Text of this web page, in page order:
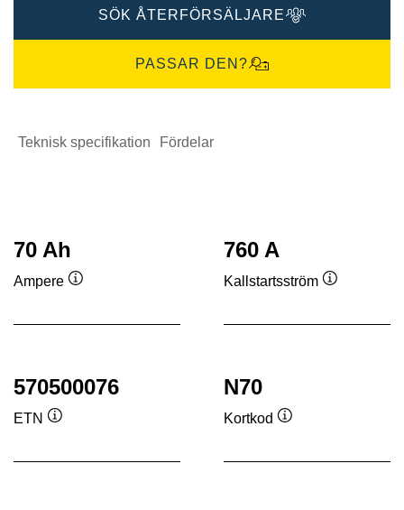
SÖK ÅTERFÖRSÄLJARE
PASSAR DEN?
Teknisk specifikation Fördelar
70 Ah
Ampere
760 A
Kallstartsström
570500076
ETN
N70
Kortkod